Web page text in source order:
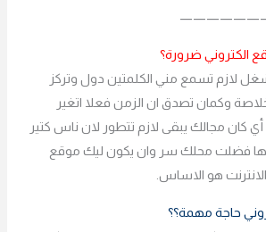
الكتروني ضرورة؟
لازم تسمع مني الكلمتين دول وتركز
وكمان تصدق ان الزمن فعلا اتغير
كان مجالك يبقى لازم تتطور لان ناس كتير
فضلت محلك سر وان يكون ليك موقع
هو الاساس.
حاجة مهمة؟؟